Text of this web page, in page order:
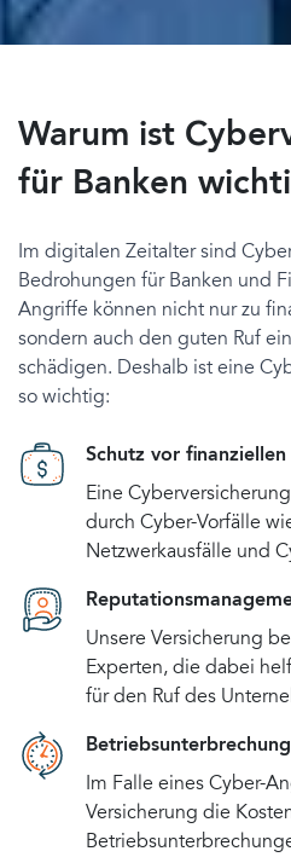
Warum ist
für Banken
Im digitalen Zeitalter sind
Bedrohungen für Banken und
Angriffe können nicht nur zu
sondern auch den guten Ruf
schädigen. Deshalb ist eine
so wichtig:
Schutz vor finanziellen
Eine
durch Cyber-Vorfälle
Netzwerkausfälle und
Unsere Versicherung
Experten, die dabei
für den Ruf des
Im Falle eines Cyber-
Versicherung die